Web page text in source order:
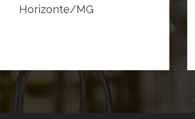
Horizonte/MG